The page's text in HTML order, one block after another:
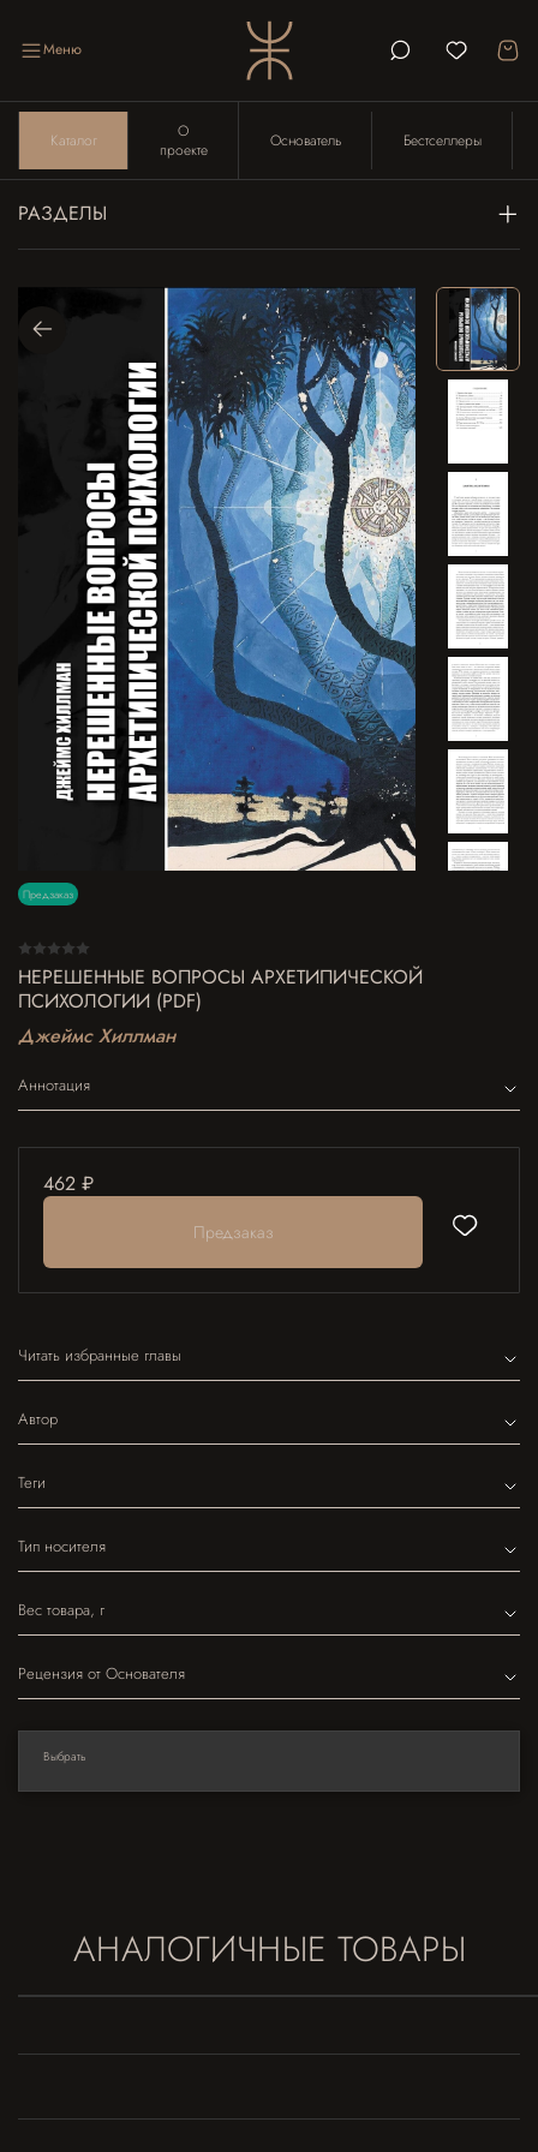
Меню
Каталог
О
проекте
Основатель Бестселлеры
РАЗДЕЛЫ
Предзаказ
НЕРЕШЕННЫЕ ВОПРОСЫ АРХЕТИПИЧЕСКОЙ
ПСИХОЛОГИИ (PDF)
Джеймс Хиллман
Аннотация
462 ₽
Предзаказ
Читать избранные главы
Автор
Теги
Тип носителя
Вес товара, г
Рецензия от Основателя
Выбрать
АНАЛОГИЧНЫЕ ТОВАРЫ